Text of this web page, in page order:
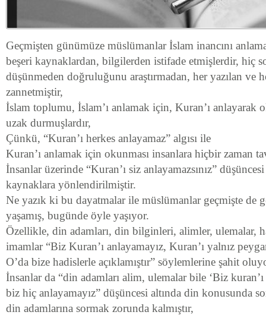
Geçmişten günümüze müslümanlar İslam inancını
beşeri kaynaklardan, bilgilerden istifade etmişlerdir, hiç
düşünmeden doğruluğunu araştırmadan, her yazılan ve
zannetmiştir,
İslam toplumu, İslam’ı anlamak için, Kuran’ı anlayarak
uzak durmuşlardır,
Çünkü, “Kuran’ı herkes anlayamaz” algısı ile
Kuran’ı anlamak için okunması insanlara hiçbir zaman
İnsanlar üzerinde “Kuran’ı siz anlayamazsınız”
kaynaklara yönlendirilmiştir.
Ne yazık ki bu dayatmalar ile müslümanlar geçmişte de
yaşamış, bugünde öyle yaşıyor.
Özellikle, din adamları, din bilginleri, alimler, ulemalar,
imamlar “Biz Kuran’ı anlayamayız, Kuran’ı yalnız
O’da bize hadislerle açıklamıştır” söylemlerine şahit
İnsanlar da “din adamları alim, ulemalar bile ‘Biz
biz hiç anlayamayız” düşüncesi altında din konusunda
din adamlarına sormak zorunda kalmıştır,